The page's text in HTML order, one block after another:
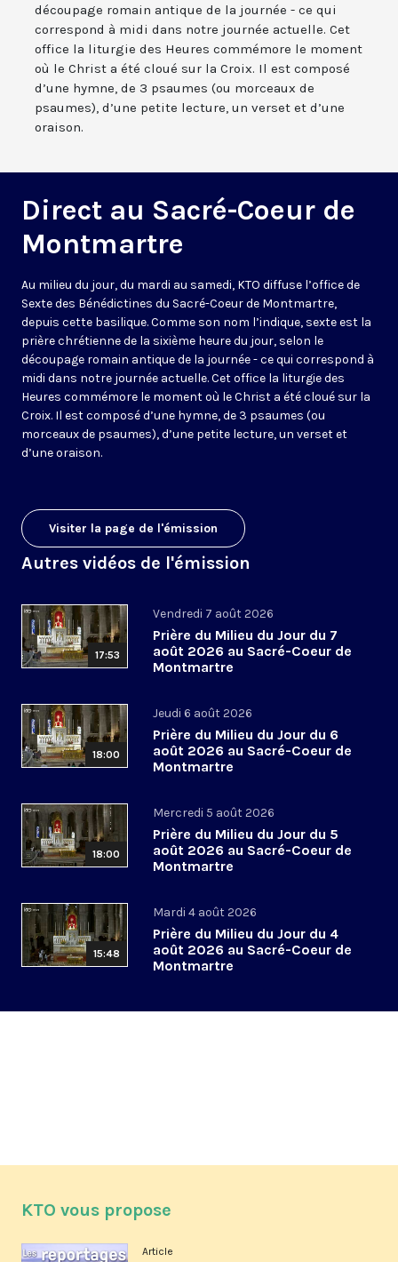
découpage romain antique de la journée - ce qui
correspond à midi dans notre journée actuelle. Cet
office la liturgie des Heures commémore le moment
où le Christ a été cloué sur la Croix. Il est composé
d’une hymne, de 3 psaumes (ou morceaux de
psaumes), d’une petite lecture, un verset et d’une
oraison.
Direct au Sacré-Coeur de
Montmartre
Au milieu du jour, du mardi au samedi, KTO diffuse l’office de
Sexte des Bénédictines du Sacré-Coeur de Montmartre,
depuis cette basilique. Comme son nom l’indique, sexte est la
prière chrétienne de la sixième heure du jour, selon le
découpage romain antique de la journée - ce qui correspond à
midi dans notre journée actuelle. Cet office la liturgie des
Heures commémore le moment où le Christ a été cloué sur la
Croix. Il est composé d’une hymne, de 3 psaumes (ou
morceaux de psaumes), d’une petite lecture, un verset et
d’une oraison.
Visiter la page de l'émission
Autres vidéos de l'émission
17:53
Vendredi 7 août 2026
Prière du Milieu du Jour du 7
août 2026 au Sacré-Coeur de
Montmartre
18:00
Jeudi 6 août 2026
Prière du Milieu du Jour du 6
août 2026 au Sacré-Coeur de
Montmartre
18:00
Mercredi 5 août 2026
Prière du Milieu du Jour du 5
août 2026 au Sacré-Coeur de
Montmartre
15:48
Mardi 4 août 2026
Prière du Milieu du Jour du 4
août 2026 au Sacré-Coeur de
Montmartre
KTO vous propose
Article